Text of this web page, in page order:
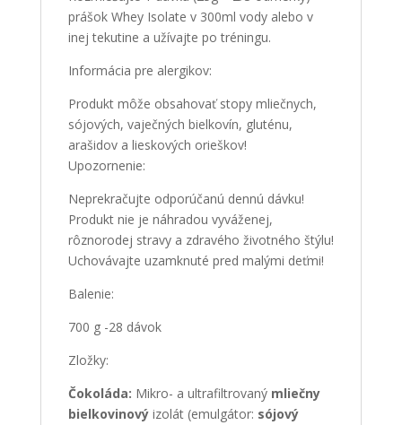
prášok Whey Isolate v 300ml vody alebo v
inej tekutine a užívajte po tréningu.
Informácia pre alergikov:
Produkt môže obsahovať stopy mliečnych,
sójových, vaječných bielkovín, gluténu,
arašidov a lieskových orieškov!
Upozornenie:
Neprekračujte odporúčanú dennú dávku!
Produkt nie je náhradou vyváženej,
rôznorodej stravy a zdravého životného štýlu!
Uchovávajte uzamknuté pred malými deťmi!
Balenie:
700 g -28 dávok
Zložky:
Čokoláda: Mikro- a ultrafiltrovaný mliečny
bielkovinovýizolát (emulgátor: sójový